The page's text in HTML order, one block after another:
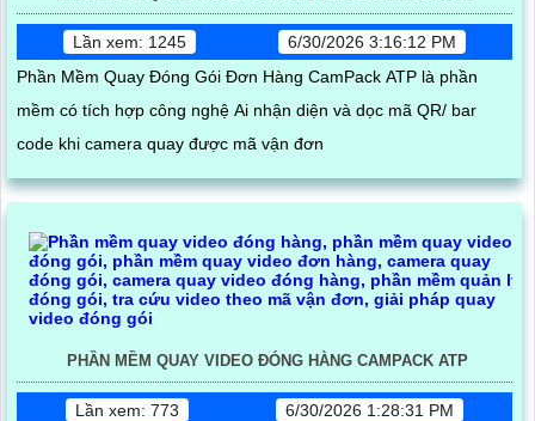
Lần xem: 1245
6/30/2026 3:16:12 PM
Phần Mềm Quay Đóng Gói Đơn Hàng CamPack ATP là phần
mềm có tích hợp công nghệ Ai nhận diện và dọc mã QR/ bar
code khi camera quay được mã vận đơn
PHẦN MỀM QUAY VIDEO ĐÓNG HÀNG CAMPACK ATP
Lần xem: 773
6/30/2026 1:28:31 PM